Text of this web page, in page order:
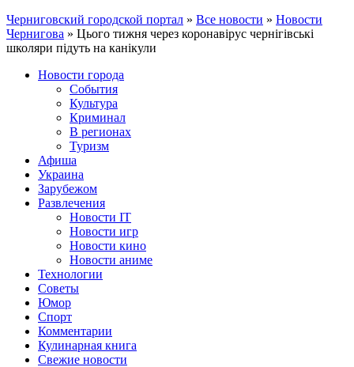
Черниговский городской портал » Все новости » Новости
Чернигова » Цього тижня через коронавірус чернігівські
школяри підуть на канікули
Новости города
События
Культура
Криминал
В регионах
Туризм
Афиша
Украина
Зарубежом
Развлечения
Новости IT
Новости игр
Новости кино
Новости аниме
Технологии
Советы
Юмор
Спорт
Комментарии
Кулинарная книга
Свежие новости